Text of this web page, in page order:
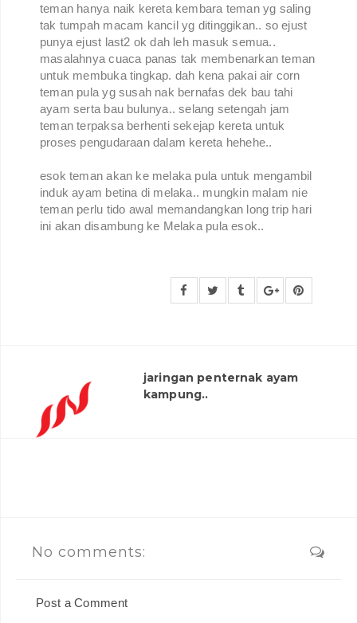
teman hanya naik kereta kembara teman yg saling
tak tumpah macam kancil yg ditinggikan.. so ejust
punya ejust last2 ok dah leh masuk semua..
masalahnya cuaca panas tak membenarkan teman
untuk membuka tingkap. dah kena pakai air corn
teman pula yg susah nak bernafas dek bau tahi
ayam serta bau bulunya.. selang setengah jam
teman terpaksa berhenti sekejap kereta untuk
proses pengudaraan dalam kereta hehehe..
esok teman akan ke melaka pula untuk mengambil
induk ayam betina di melaka.. mungkin malam nie
teman perlu tido awal memandangkan long trip hari
ini akan disambung ke Melaka pula esok..
jaringan penternak ayam
kampung..
No comments:
Post a Comment